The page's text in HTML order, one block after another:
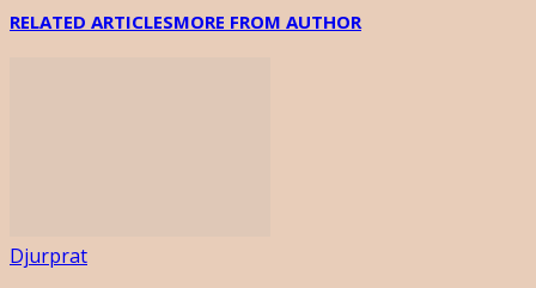
RELATED ARTICLESMORE FROM AUTHOR
Djurprat